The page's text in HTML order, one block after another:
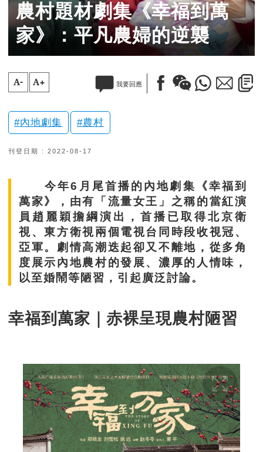
農村題材劇集《幸福到萬
家》：平凡農婦的逆襲
A- A+ 我要回應
內地劇集 農村
刊登日期 : 2022-08-17
今年6月尾首播的內地劇集《幸福到
萬家》，由有「流量女王」之稱的當紅演
員趙麗穎擔綱演出，首播已取得北京衛
視、東方衛視兩個電視台同時段收視冠、
亞軍。劇情高潮迭起卻又不離地，從多角
度展示內地農村的發展、濃厚的人情味，
以至婚鬧等陋習，引起廣泛討論。
幸福到萬家｜赤裸呈現農村陋習